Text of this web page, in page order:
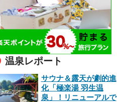
温泉レポート
サウナ＆露天が劇的進
化「極楽湯 羽生温
泉」！リニューアルで